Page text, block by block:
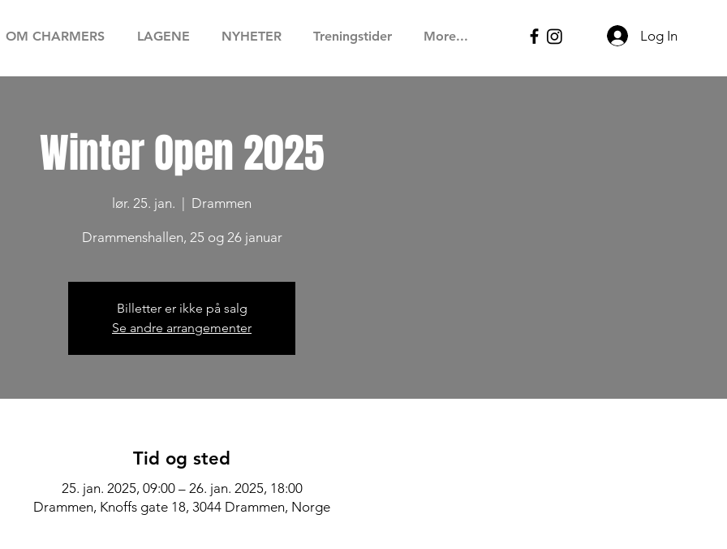
OM CHARMERS LAGENE NYHETER Treningstider More... Log In
Winter Open 2025
lør. 25. jan. Drammen
Drammenshallen, 25 og 26 januar
Billetter er ikke på salg
Se andre arrangementer
Tid og sted
25. jan. 2025, 09:00 – 26. jan. 2025, 18:00
Drammen, Knoffs gate 18, 3044 Drammen, Norge